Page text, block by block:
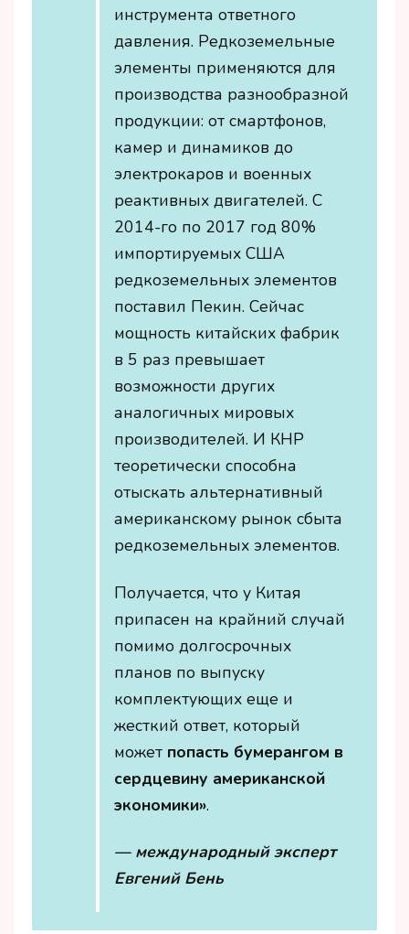
инструмента ответного
давления. Редкоземельные
элементы применяются для
производства разнообразной
продукции: от смартфонов,
камер и динамиков до
электрокаров и военных
реактивных двигателей. С
2014-го по 2017 год 80%
импортируемых США
редкоземельных элементов
поставил Пекин. Сейчас
мощность китайских фабрик
в 5 раз превышает
возможности других
аналогичных мировых
производителей. И КНР
теоретически способна
отыскать альтернативный
американскому рынок сбыта
редкоземельных элементов.
Получается, что у Китая
припасен на крайний случай
помимо долгосрочных
планов по выпуску
комплектующих еще и
жесткий ответ, который
может попасть бумерангом в
сердцевину американской
экономики».
— международный эксперт
Евгений Бень